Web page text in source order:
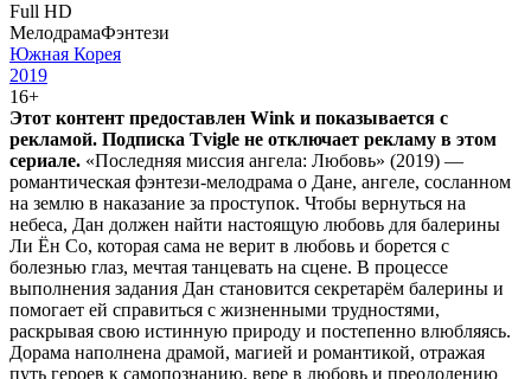
Full HD
МелодрамаФэнтези
Южная Корея
2019
16+
Этот контент предоставлен Wink и показывается с
рекламой. Подписка Tvigle не отключает рекламу в этом
сериале. «Последняя миссия ангела: Любовь» (2019) —
романтическая фэнтези-мелодрама о Данe, ангеле, сосланном
на землю в наказание за проступок. Чтобы вернуться на
небеса, Дан должен найти настоящую любовь для балерины
Ли Ён Со, которая сама не верит в любовь и борется с
болезнью глаз, мечтая танцевать на сцене. В процессе
выполнения задания Дан становится секретарём балерины и
помогает ей справиться с жизненными трудностями,
раскрывая свою истинную природу и постепенно влюбляясь.
Дорама наполнена драмой, магией и романтикой, отражая
путь героев к самопознанию, вере в любовь и преодолению